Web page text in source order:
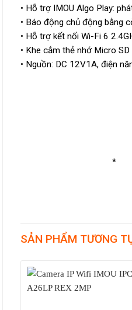
• Hỗ trợ IMOU Algo Play:
• Báo động chủ động bằng
• Hỗ trợ kết nối Wi-Fi 6
• Khe cắm thẻ nhớ Micro
• Nguồn: DC 12V1A, điện
*
SẢN PHẨM TƯƠNG